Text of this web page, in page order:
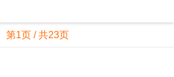
第1页 / 共23页